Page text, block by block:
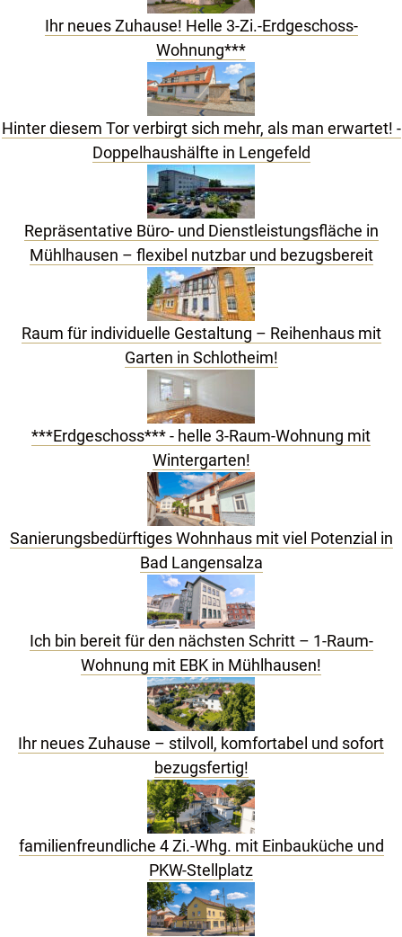
Ihr neues Zuhause! Helle 3-Zi.-Erdgeschoss-
Wohnung***
Hinter diesem Tor verbirgt sich mehr, als man erwartet! -
Doppelhaushälfte in Lengefeld
Repräsentative Büro- und Dienstleistungsfläche in
Mühlhausen – flexibel nutzbar und bezugsbereit
Raum für individuelle Gestaltung – Reihenhaus mit
Garten in Schlotheim!
***Erdgeschoss*** - helle 3-Raum-Wohnung mit
Wintergarten!
Sanierungsbedürftiges Wohnhaus mit viel Potenzial in
Bad Langensalza
Ich bin bereit für den nächsten Schritt – 1-Raum-
Wohnung mit EBK in Mühlhausen!
Ihr neues Zuhause – stilvoll, komfortabel und sofort
bezugsfertig!
familienfreundliche 4 Zi.-Whg. mit Einbauküche und
PKW-Stellplatz